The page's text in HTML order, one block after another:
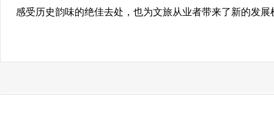
感受历史韵味的绝佳去处，也为文旅从业者带来了新的发